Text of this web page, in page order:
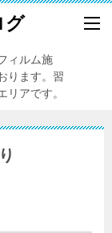
グ
ィルム施
ります。習
アです。